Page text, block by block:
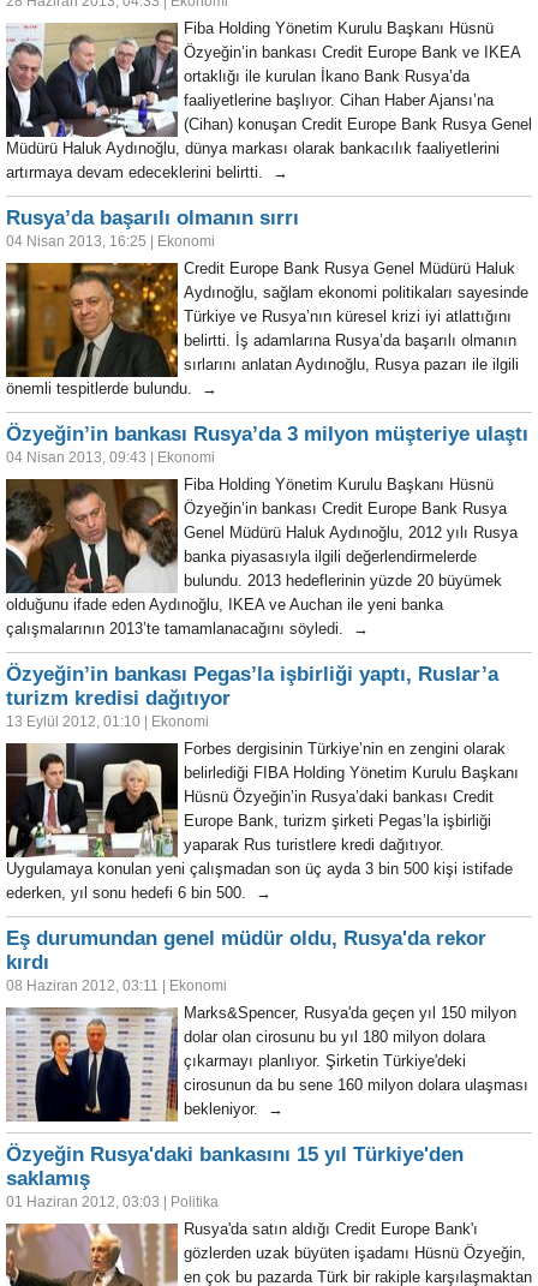
Fiba Holding Yönetim Kurulu Başkanı Hüsnü
Özyeğin’in bankası Credit Europe Bank ve IKEA
ortaklığı ile kurulan İkano Bank Rusya’da
faaliyetlerine başlıyor. Cihan Haber Ajansı’na
(Cihan) konuşan Credit Europe Bank Rusya Genel
Müdürü Haluk Aydınoğlu, dünya markası olarak bankacılık faaliyetlerini
artırmaya devam edeceklerini belirtti. →
Rusya’da başarılı olmanın sırrı
04 Nisan 2013, 16:25 Ekonomi
Credit Europe Bank Rusya Genel Müdürü Haluk
Aydınoğlu, sağlam ekonomi politikaları sayesinde
Türkiye ve Rusya’nın küresel krizi iyi atlattığını
belirtti. İş adamlarına Rusya’da başarılı olmanın
sırlarını anlatan Aydınoğlu, Rusya pazarı ile ilgili
önemli tespitlerde bulundu. →
Özyeğin’in bankası Rusya’da 3 milyon müşteriye ulaştı
04 Nisan 2013, 09:43 Ekonomi
Fiba Holding Yönetim Kurulu Başkanı Hüsnü
Özyeğin’in bankası Credit Europe Bank Rusya
Genel Müdürü Haluk Aydınoğlu, 2012 yılı Rusya
banka piyasasıyla ilgili değerlendirmelerde
bulundu. 2013 hedeflerinin yüzde 20 büyümek
olduğunu ifade eden Aydınoğlu, IKEA ve Auchan ile yeni banka
çalışmalarının 2013’te tamamlanacağını söyledi. →
Özyeğin’in bankası Pegas’la işbirliği yaptı, Ruslar’a
turizm kredisi dağıtıyor
13 Eylül 2012, 01:10 Ekonomi
Forbes dergisinin Türkiye’nin en zengini olarak
belirlediği FIBA Holding Yönetim Kurulu Başkanı
Hüsnü Özyeğin’in Rusya’daki bankası Credit
Europe Bank, turizm şirketi Pegas’la işbirliği
yaparak Rus turistlere kredi dağıtıyor.
Uygulamaya konulan yeni çalışmadan son üç ayda 3 bin 500 kişi istifade
ederken, yıl sonu hedefi 6 bin 500. →
Eş durumundan genel müdür oldu, Rusya'da rekor
kırdı
08 Haziran 2012, 03:11 Ekonomi
Marks&Spencer, Rusya'da geçen yıl 150 milyon
dolar olan cirosunu bu yıl 180 milyon dolara
çıkarmayı planlıyor. Şirketin Türkiye'deki
cirosunun da bu sene 160 milyon dolara ulaşması
bekleniyor. →
Özyeğin Rusya'daki bankasını 15 yıl Türkiye'den
saklamış
01 Haziran 2012, 03:03 Politika
Rusya'da satın aldığı Credit Europe Bank'ı
gözlerden uzak büyüten işadamı Hüsnü Özyeğin,
en çok bu pazarda Türk bir rakiple karşılaşmaktan